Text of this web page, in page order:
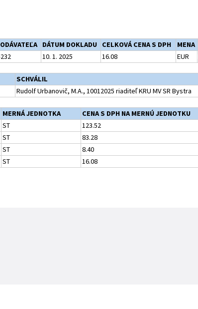
DÁTUM DOKLADU CELKOVÁ CENA S DPH MENA
10. 1. 2025 16.08 EUR
SCHVÁLIL
Rudolf Urbanovič, M.A., 10012025 riaditeľ KRU MV SR Bystra
MERNÁ JEDNOTKA CENA S DPH NA MERNÚ JEDNOTKU
ST 123.52
ST 83.28
ST 8.40
ST 16.08